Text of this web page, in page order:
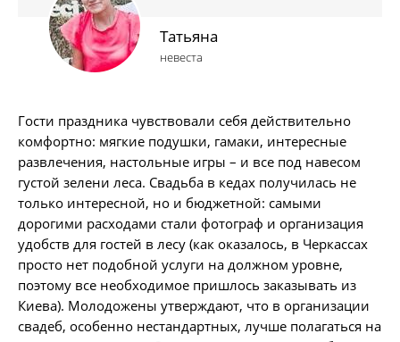
Татьяна
невеста
Гости праздника чувствовали себя действительно
комфортно: мягкие подушки, гамаки, интересные
развлечения, настольные игры – и все под навесом
густой зелени леса. Свадьба в кедах получилась не
только интересной, но и бюджетной: самыми
дорогими расходами стали фотограф и организация
удобств для гостей в лесу (как оказалось, в Черкассах
просто нет подобной услуги на должном уровне,
поэтому все необходимое пришлось заказывать из
Киева). Молодожены утверждают, что в организации
свадеб, особенно нестандартных, лучше полагаться на